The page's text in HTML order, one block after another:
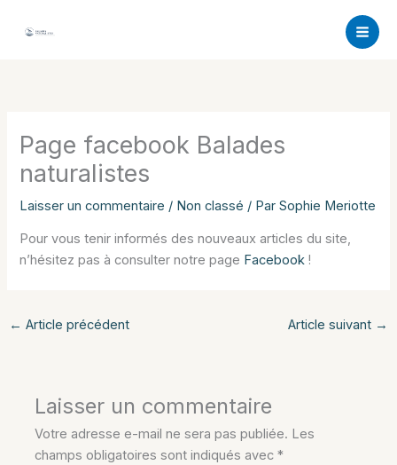
Page facebook Balades
naturalistes
Laisser un commentaire / Non classé / ParSophie Meriotte
Pour vous tenir informés des nouveaux articles du site,
n’hésitez pas à consulter notre page Facebook!
← Article précédent Article suivant →
Laisser un commentaire
Votre adresse e-mail ne sera pas publiée. Les
champs obligatoires sont indiqués avec*